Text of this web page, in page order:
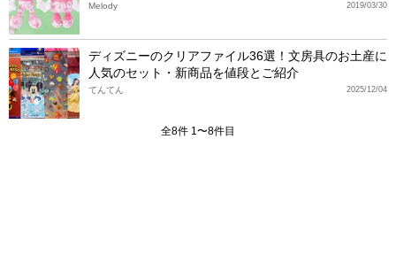
2019/03/30
Melody
ディズニーのクリアファイル36選！文房具のお土産に
人気のセット・新商品を値段とご紹介
2025/12/04
てんてん
全8件 1〜8件目